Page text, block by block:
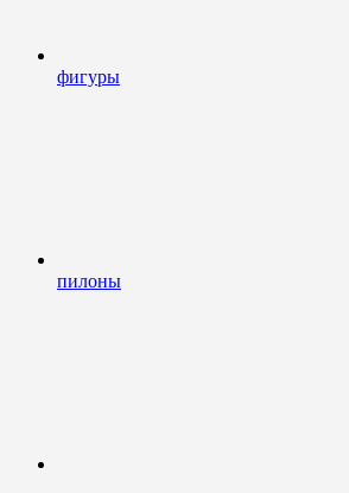
фигуры
пилоны